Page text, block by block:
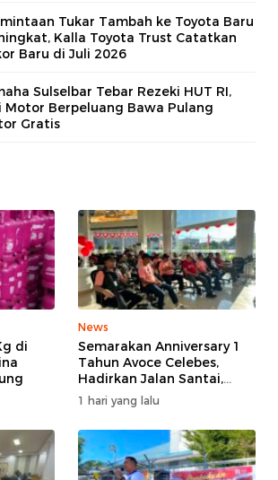
Tukar Tambah ke Toyota Baru
Kalla Toyota Trust Catatkan
Baru di Juli 2026
Sulselbar Tebar Rezeki HUT RI,
Motor Berpeluang Bawa Pulang
Gratis
di
News
Semarakan Anniversary 1
Tahun Avoce Celebes,
Hadirkan Jalan Santai,
Bakti Sosial, dan Hiburan
Spektakuler di Bulukumba
1 hari yang lalu